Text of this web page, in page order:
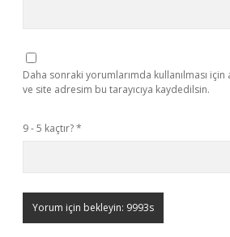
Daha sonraki yorumlarımda kullanılması
ve site adresim bu tarayıcıya kaydedilsin.
9 - 5 kaçtır?*